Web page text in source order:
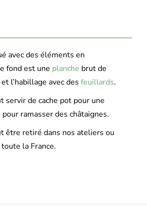
avec des éléments en
fond est une planche brut de
et l’habillage avec des feuillards.
servir de cache pot pour une
ramasser des châtaignes.
être retiré dans nos ateliers ou
la France.